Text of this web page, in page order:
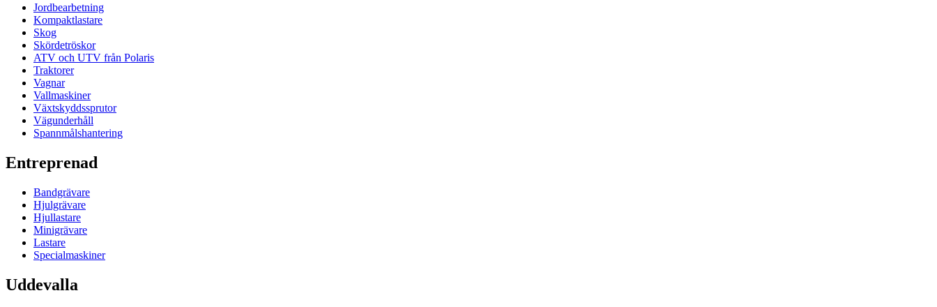
Jordbearbetning
Kompaktlastare
Skog
Skördetröskor
ATV och UTV från Polaris
Traktorer
Vagnar
Vallmaskiner
Växtskyddssprutor
Vägunderhåll
Spannmålshantering
Entreprenad
Bandgrävare
Hjulgrävare
Hjullastare
Minigrävare
Lastare
Specialmaskiner
Uddevalla